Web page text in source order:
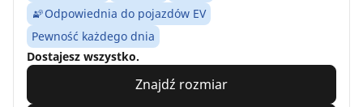
Odpowiednia do pojazdów EV
Pewność każdego dnia
Dostajesz wszystko.
Znajdź rozmiar